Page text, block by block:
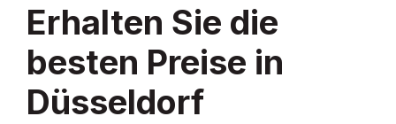
Erhalten Sie die
besten Preise in
Düsseldorf